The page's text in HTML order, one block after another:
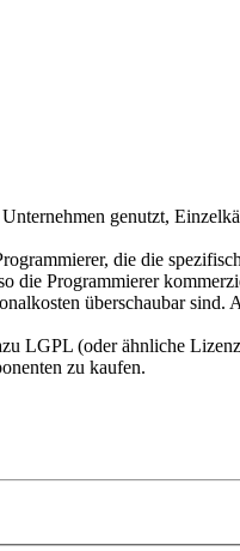
genutzt,
die die
die Programmierer
überschaubar
LGPL (oder ähnliche
zu kaufen.